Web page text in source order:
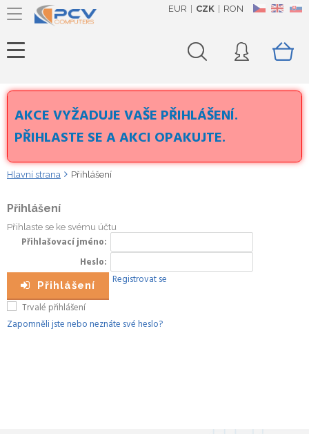
CZ EN SK
EUR CZK RON
AKCE VYŽADUJE VAŠE PŘIHLÁŠENÍ.
PŘIHLASTE SE A AKCI OPAKUJTE.
Hlavní strana Přihlášení
Přihlášení
Přihlaste se ke svému účtu
Přihlašovací jméno
Heslo
Přihlášení
Registrovat se
Trvalé přihlášení
Zapomněli jste nebo neznáte své heslo?